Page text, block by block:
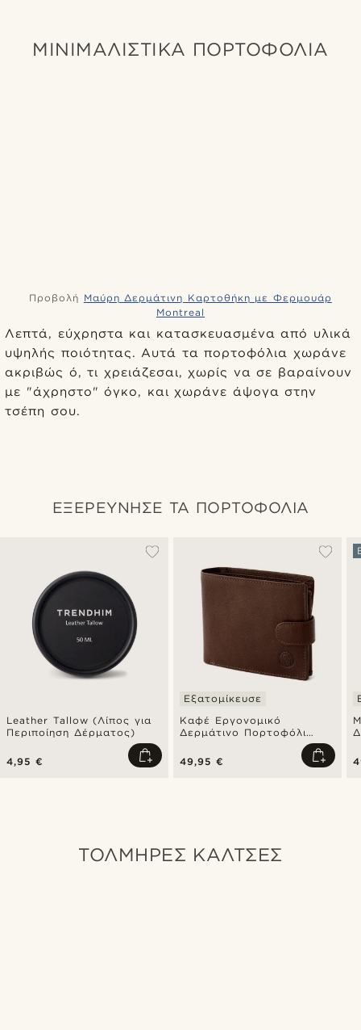
ΜΙΝΙΜΑΛΙΣΤΙΚΑ ΠΟΡΤΟΦΟΛΙΑ
Προβολή Μαύρη Δερμάτινη Καρτοθήκη με Φερμουάρ
Montreal
Λεπτά, εύχρηστα και κατασκευασμένα από υλικά
υψηλής ποιότητας. Αυτά τα πορτοφόλια χωράνε
ακριβώς ό, τι χρειάζεσαι, χωρίς να σε βαραίνουν
με "άχρηστο" όγκο, και χωράνε άψογα στην
τσέπη σου.
ΕΞΕΡΕΥΝΗΣΕ ΤΑ ΠΟΡΤΟΦΟΛΙΑ
Leather Tallow (Λίπος για
Περιποίηση Δέρματος)
4,95 €
Καφέ Εργονομικό
Δερμάτινο Πορτοφόλι
Εξατομίκευσε
49,95 €
ΤΟΛΜΗΡΕΣ ΚΑΛΤΣΕΣ